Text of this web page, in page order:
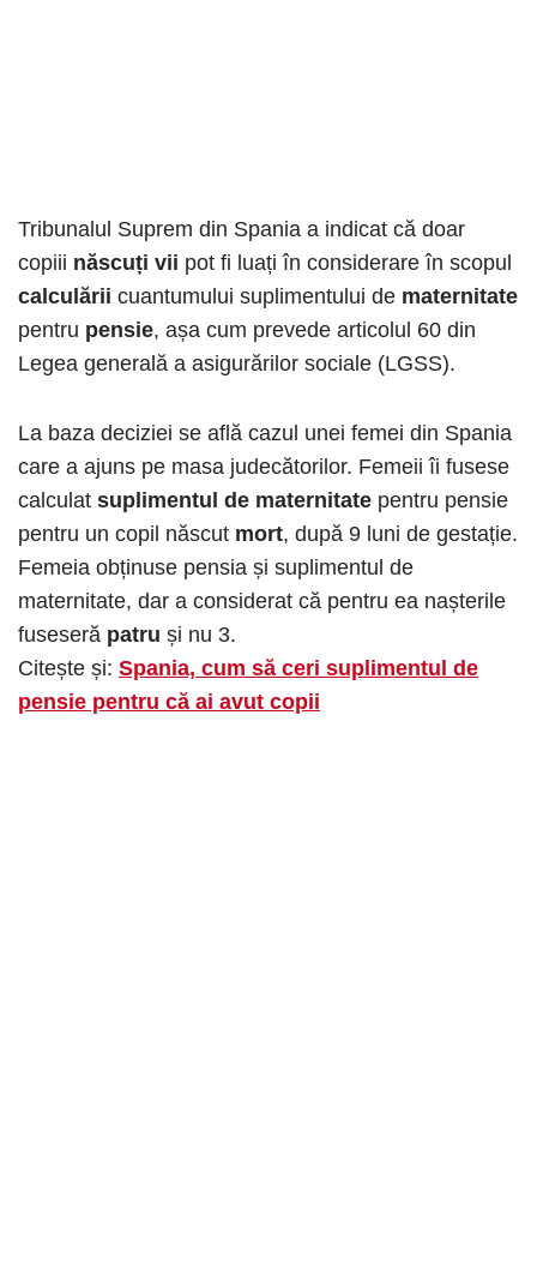
Tribunalul Suprem din Spania a indicat că doar
copiii născuți vii pot fi luați în considerare în scopul
calculării cuantumului suplimentului de maternitate
pentru pensie, așa cum prevede articolul 60 din
Legea generală a asigurărilor sociale (LGSS).
La baza deciziei se află cazul unei femei din Spania
care a ajuns pe masa judecătorilor. Femeii îi fusese
calculat suplimentul de maternitate pentru pensie
pentru un copil născut mort, după 9 luni de gestație.
Femeia obținuse pensia și suplimentul de
maternitate, dar a considerat că pentru ea nașterile
fuseseră patru și nu 3.
Citește și: Spania, cum să ceri suplimentul de
pensie pentru că ai avut copii